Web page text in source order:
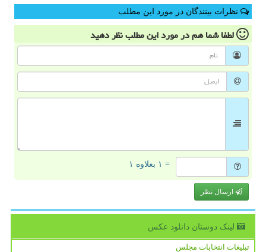
نظرات بینندگان در مورد این مطلب
لطفا شما همدر مورد این مطلبنظر دهید
= ۱ بعلاوه ۱
ارسال نظر
لینک دوستان دانلود عكس
تبلیغات انتخابات مجلس